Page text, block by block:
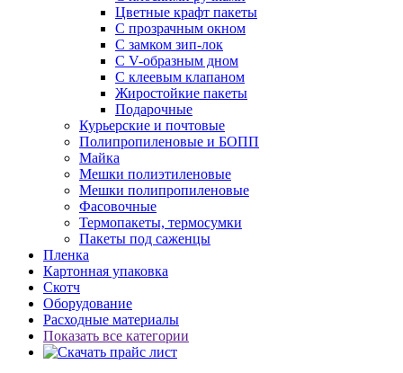
Цветные крафт пакеты
С прозрачным окном
С замком зип-лок
С V-образным дном
С клеевым клапаном
Жиростойкие пакеты
Подарочные
Курьерские и почтовые
Полипропиленовые и БОПП
Майка
Мешки полиэтиленовые
Мешки полипропиленовые
Фасовочные
Термопакеты, термосумки
Пакеты под саженцы
Пленка
Картонная упаковка
Скотч
Оборудование
Расходные материалы
Показать все категории